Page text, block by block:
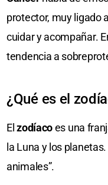
protector, muy ligado
cuidar y acompañar.
tendencia a
¿Qué es el
Elzodíacoes una
la Luna y los
animales”.